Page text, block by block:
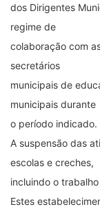
dos Dirigentes
regime de
colaboração com
secretários
municipais de
municipais durante
o período indicado.
A suspensão das
escolas e creches,
incluindo o
Estes